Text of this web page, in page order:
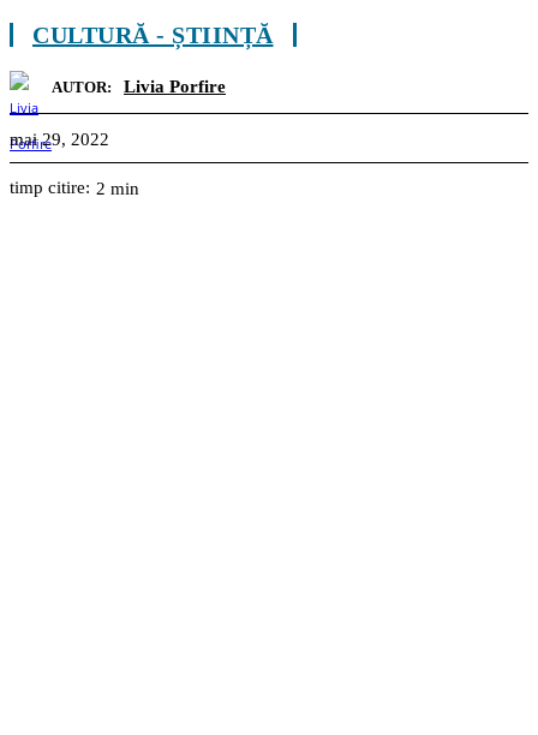
CULTURĂ - ȘTIINȚĂ
AUTOR: Livia Porfire
mai 29, 2022
timp citire: 2 min